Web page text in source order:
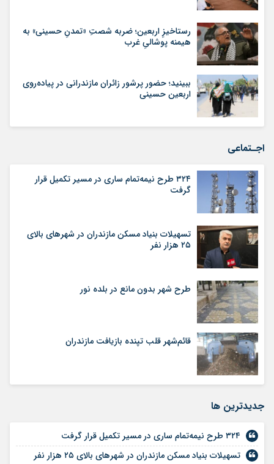
رستاخیزِ اربعین؛ ضربه‌ شصتِ «تمدنِ حسینی» به
هیمنه‌ پوشالیِ غرب
ببینید؛ حضور پرشور زائران مازندرانی در پیاده‌روی
اربعین حسینی
اجـتماعی
۳۲۴ طرح نیمه‌تمام ساری در مسیر تکمیل قرار
گرفت
تسهیلات بنیاد مسکن مازندران در شهر‌های بالای
۲۵ هزار نفر
طرح شهر بدون مانع در بلده نور
قائم‌شهر قلب تپنده بازیافت مازندران
جديدترين ها
۳۲۴ طرح نیمه‌تمام ساری در مسیر تکمیل قرار گرفت
تسهیلات بنیاد مسکن مازندران در شهر‌های بالای ۲۵ هزار نفر